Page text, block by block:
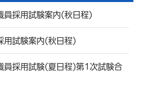
員採用試験案内(秋日程)
用試験案内(秋日程)
員採用試験(夏日程)第1次試験合